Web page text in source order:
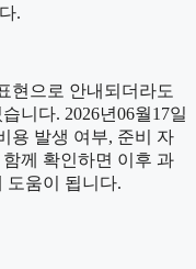
.
현으로 안내되더라도
니다. 2026년06월17일
용 발생 여부, 준비 자
께 확인하면 이후 과
도움이 됩니다.